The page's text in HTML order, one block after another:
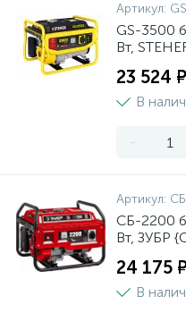
Артикул:
GS-3500
Вт,
23 524 ₽
В
-
Артикул:
СБ-2200
Вт, ЗУБР
24 175
В